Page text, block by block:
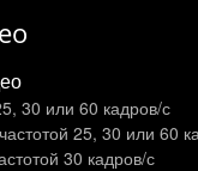
30 или 60 кадров/ с
25, 30 или 60
30 кадров/ с